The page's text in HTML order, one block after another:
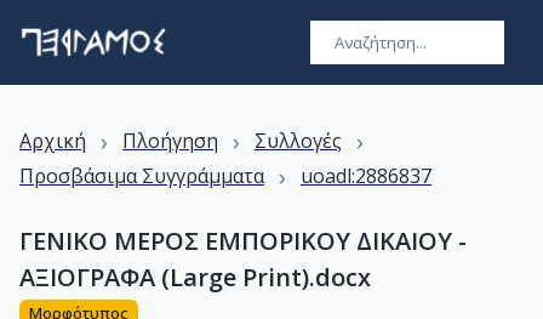
Αρχική › Πλοήγηση › Συλλογές ›
Προσβάσιμα Συγγράμματα › uoadl:2886837
ΓΕΝΙΚΟ ΜΕΡΟΣ ΕΜΠΟΡΙΚΟΥ ΔΙΚΑΙΟΥ -
ΑΞΙΟΓΡΑΦΑ (Large Print).docx
Μορφότυπος